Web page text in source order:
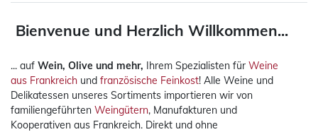
Bienvenue und Herzlich Willkommen...
... auf Wein, Olive und mehr, Ihrem Spezialisten für Weine
aus Frankreich und französische Feinkost! Alle Weine und
Delikatessen unseres Sortiments importieren wir von
familiengeführten Weingütern, Manufakturen und
Kooperativen aus Frankreich. Direkt und ohne